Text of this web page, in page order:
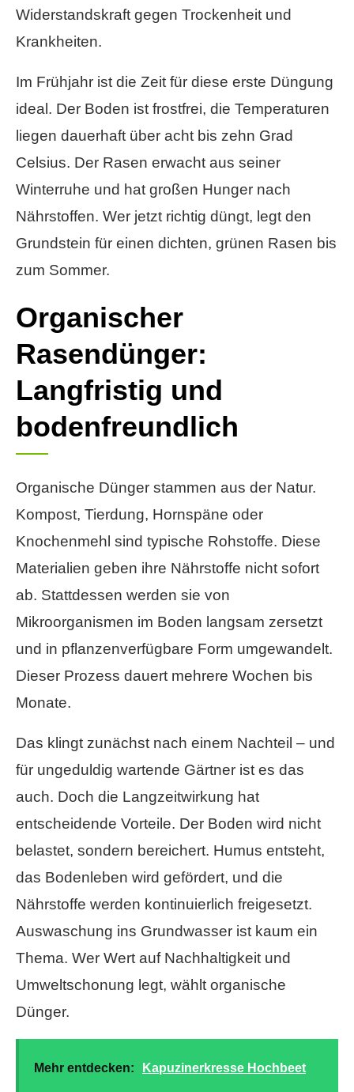
Widerstandskraft gegen Trockenheit und
Krankheiten.
Im Frühjahr ist die Zeit für diese erste Düngung
ideal. Der Boden ist frostfrei, die Temperaturen
liegen dauerhaft über acht bis zehn Grad
Celsius. Der Rasen erwacht aus seiner
Winterruhe und hat großen Hunger nach
Nährstoffen. Wer jetzt richtig düngt, legt den
Grundstein für einen dichten, grünen Rasen bis
zum Sommer.
Organischer
Rasendünger:
Langfristig und
bodenfreundlich
Organische Dünger stammen aus der Natur.
Kompost, Tierdung, Hornspäne oder
Knochenmehl sind typische Rohstoffe. Diese
Materialien geben ihre Nährstoffe nicht sofort
ab. Stattdessen werden sie von
Mikroorganismen im Boden langsam zersetzt
und in pflanzenverfügbare Form umgewandelt.
Dieser Prozess dauert mehrere Wochen bis
Monate.
Das klingt zunächst nach einem Nachteil – und
für ungeduldig wartende Gärtner ist es das
auch. Doch die Langzeitwirkung hat
entscheidende Vorteile. Der Boden wird nicht
belastet, sondern bereichert. Humus entsteht,
das Bodenleben wird gefördert, und die
Nährstoffe werden kontinuierlich freigesetzt.
Auswaschung ins Grundwasser ist kaum ein
Thema. Wer Wert auf Nachhaltigkeit und
Umweltschonung legt, wählt organische
Dünger.
Mehr entdecken: Kapuzinerkresse Hochbeet